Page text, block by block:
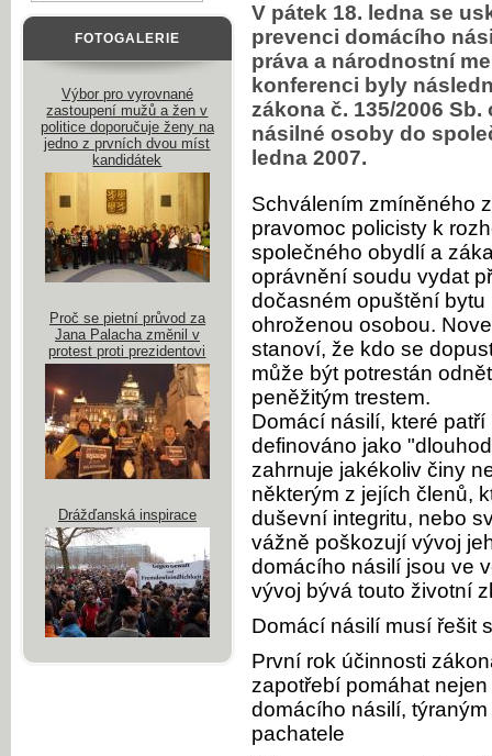
V pátek 18. ledna se
prevenci domácího
práva a národnostní
konferenci byly
zákona č. 135/2006
násilné osoby do
ledna 2007.
Schválením zmíněného
pravomoc policisty k
společného obydlí a
oprávnění soudu vydat
dočasném opuštění
ohroženou osobou.
stanoví, že kdo se
může být potrestán
peněžitým trestem.
Domácí násilí, které
definováno jako
zahrnuje jakékoliv činy
některým z jejích členů,
duševní integritu, nebo
vážně poškozují vývoj
domácího násilí jsou ve
vývoj bývá touto životní
Domácí násilí musí řešit
První rok účinnosti
zapotřebí pomáhat
domácího násilí,
pachatele
FOTOGALERIE
Výbor pro vyrovnané
zastoupení mužů a žen v
politice doporučuje ženy na
jedno z prvních dvou míst
kandidátek
Proč se pietní průvod za
Jana Palacha změnil v
protest proti prezidentovi
Drážďanská inspirace